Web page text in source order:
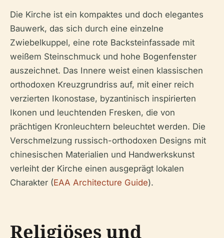
Die Kirche ist ein kompaktes und doch elegantes
Bauwerk, das sich durch eine einzelne
Zwiebelkuppel, eine rote Backsteinfassade mit
weißem Steinschmuck und hohe Bogenfenster
auszeichnet. Das Innere weist einen klassischen
orthodoxen Kreuzgrundriss auf, mit einer reich
verzierten Ikonostase, byzantinisch inspirierten
Ikonen und leuchtenden Fresken, die von
prächtigen Kronleuchtern beleuchtet werden. Die
Verschmelzung russisch-orthodoxen Designs mit
chinesischen Materialien und Handwerkskunst
verleiht der Kirche einen ausgeprägt lokalen
Charakter (EAA Architecture Guide).
Religiöses und